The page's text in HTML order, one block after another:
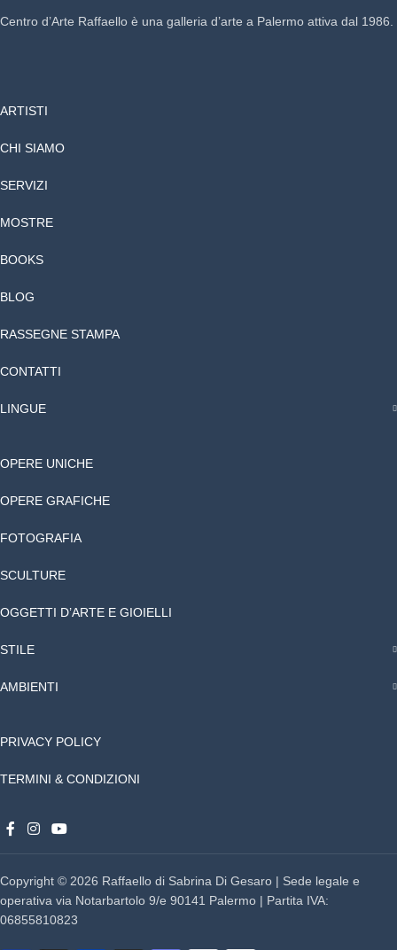
Centro d’Arte Raffaello è una galleria d’arte a Palermo attiva dal 1986.
ARTISTI
CHI SIAMO
SERVIZI
MOSTRE
BOOKS
BLOG
RASSEGNE STAMPA
CONTATTI
LINGUE
OPERE UNICHE
OPERE GRAFICHE
FOTOGRAFIA
SCULTURE
OGGETTI D’ARTE E GIOIELLI
STILE
AMBIENTI
PRIVACY POLICY
TERMINI & CONDIZIONI
Copyright © 2026 Raffaello di Sabrina Di Gesaro | Sede legale e
operativa via Notarbartolo 9/e 90141 Palermo | Partita IVA:
06855810823